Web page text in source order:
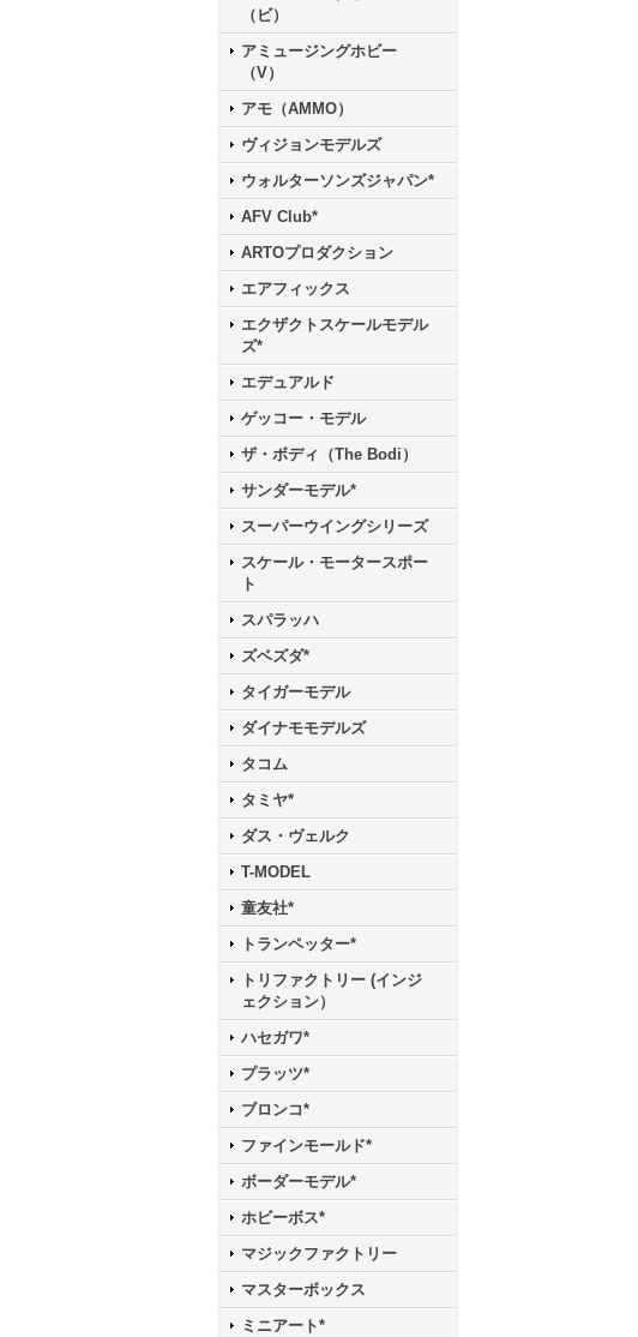
（ビ）
アミュージングホビー
（V）
アモ（AMMO）
ヴィジョンモデルズ
ウォルターソンズジャパン*
AFV Club*
ARTOプロダクション
エアフィックス
エクザクトスケールモデル
ズ*
エデュアルド
ゲッコー・モデル
ザ・ボディ（The Bodi）
サンダーモデル*
スーパーウイングシリーズ
スケール・モータースポー
ト
スパラッハ
ズベズダ*
タイガーモデル
ダイナモモデルズ
タコム
タミヤ*
ダス・ヴェルク
T-MODEL
童友社*
トランペッター*
トリファクトリー (インジ
ェクション）
ハセガワ*
プラッツ*
ブロンコ*
ファインモールド*
ボーダーモデル*
ホビーボス*
マジックファクトリー
マスターボックス
ミニアート*